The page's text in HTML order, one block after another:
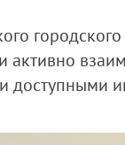
доступными